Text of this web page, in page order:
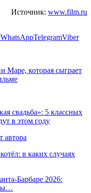
Источник: www.film.ru
WhatsAppTelegramViber
Маре, которая сыграет
свадьба»: 5 классных
в этом году
автора
в каких случаях
Барбаре 2026: